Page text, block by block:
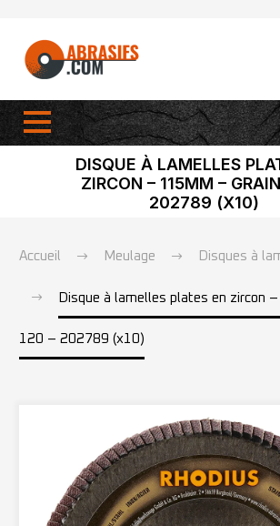
DISQUE À LAMELLES
ZIRCON – 115MM –
202789 (X10)
Accueil Meulage Disques à
Disque à lamelles plates en zircon
120 – 202789 (x10)